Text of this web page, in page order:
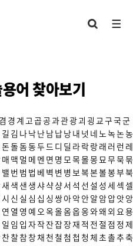
어 찾아보기
겸 경 계 고 곱공과관광괴 굉 교 구국군
길 김 나낙난남납낭내 넛 네 노 녹논농
돈돌돔동두 드 디 딜 라락랑래 러 런 레
매 맥 멀 메 멘 면 명 모 목몰몽 묘 무묵묶
밸 번 범 법 베 벽 변 병 보 복본볼봉부북
새 색 샌 생샤샥샹서 석 선 설 성 세 섹 셀
시 신 실 심 십 싱 쌍아악안알암압앗앙
연 열 영 예 오 옥올옴옵옹와왜 외 요 용
일 임 입 자작잔잡장재 적 전 절 점 정 제
찬찰참창채 천 철 첨 첩 청 체 초촐추축